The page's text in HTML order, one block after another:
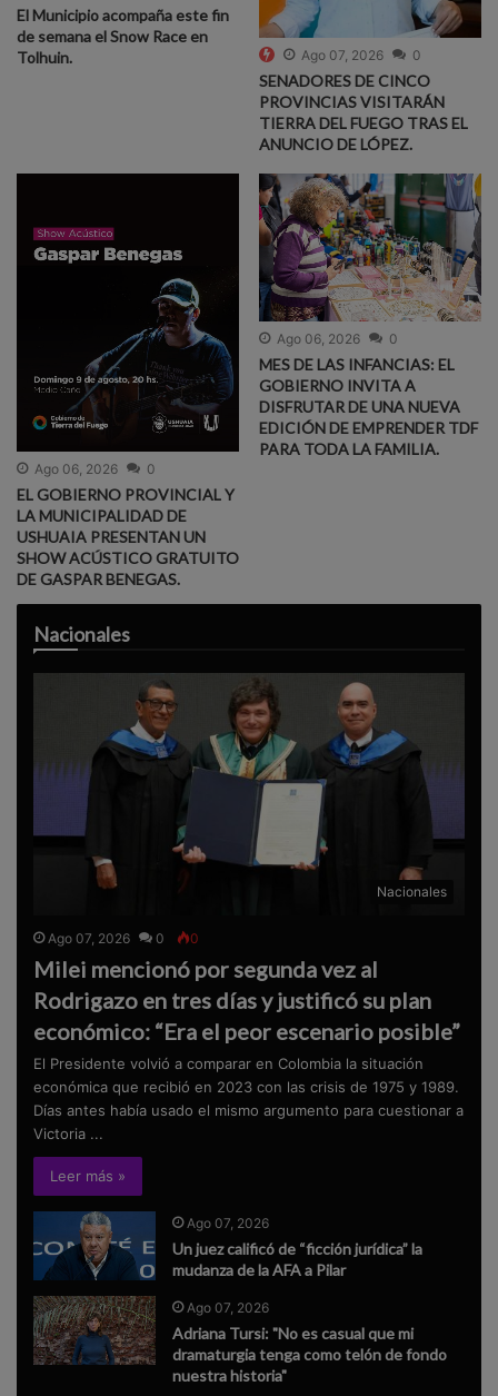
El Municipio acompaña este fin
de semana el Snow Race en
Tolhuin.
Ago 07, 2026 0
SENADORES DE CINCO
PROVINCIAS VISITARÁN
TIERRA DEL FUEGO TRAS EL
ANUNCIO DE LÓPEZ.
Ago 06, 2026 0
EL GOBIERNO PROVINCIAL Y
LA MUNICIPALIDAD DE
USHUAIA PRESENTAN UN
SHOW ACÚSTICO GRATUITO
DE GASPAR BENEGAS.
Ago 06, 2026 0
MES DE LAS INFANCIAS: EL
GOBIERNO INVITA A
DISFRUTAR DE UNA NUEVA
EDICIÓN DE EMPRENDER TDF
PARA TODA LA FAMILIA.
Nacionales
Nacionales
Ago 07, 2026 0 0
Milei mencionó por segunda vez al
Rodrigazo en tres días y justificó su plan
económico: “Era el peor escenario posible”
El Presidente volvió a comparar en Colombia la situación
económica que recibió en 2023 con las crisis de 1975 y 1989.
Días antes había usado el mismo argumento para cuestionar a
Victoria ...
Leer más »
Ago 07, 2026
Un juez calificó de “ficción jurídica” la
mudanza de la AFA a Pilar
Ago 07, 2026
Adriana Tursi: "No es casual que mi
dramaturgia tenga como telón de fondo
nuestra historia"